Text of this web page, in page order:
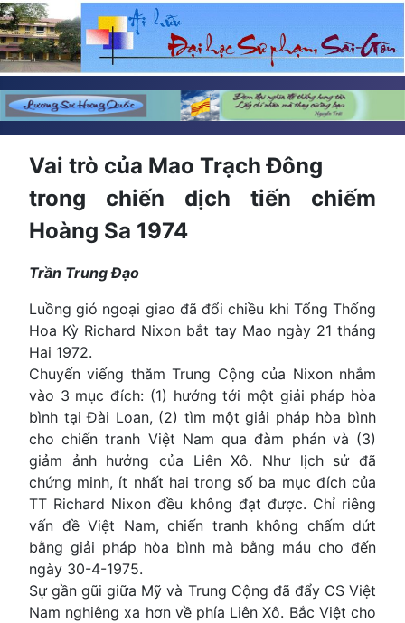
Vai trò của Mao Trạch Đông
trong chiến dịch tiến chiếm
Hoàng Sa 1974
Trần Trung Đạo
Luồng gió ngoại giao đã đổi chiều khi Tổng Thống
Hoa Kỳ Richard Nixon bắt tay Mao ngày 21 tháng
Hai 1972.
Chuyến viếng thăm Trung Cộng của Nixon nhắm
vào 3 mục đích: (1) hướng tới một giải pháp hòa
bình tại Đài Loan, (2) tìm một giải pháp hòa bình
cho chiến tranh Việt Nam qua đàm phán và (3)
giảm ảnh hưởng của Liên Xô. Như lịch sử đã
chứng minh, ít nhất hai trong số ba mục đích của
TT Richard Nixon đều không đạt được. Chỉ riêng
vấn đề Việt Nam, chiến tranh không chấm dứt
bằng giải pháp hòa bình mà bằng máu cho đến
ngày 30-4-1975.
Sự gần gũi giữa Mỹ và Trung Cộng đã đẩy CS Việt
Nam nghiêng xa hơn về phía Liên Xô. Bắc Việt cho